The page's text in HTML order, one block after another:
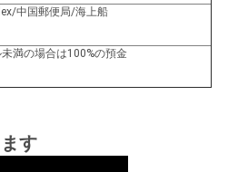
中国郵便局/海上船
満の場合は100%の預金
す